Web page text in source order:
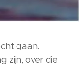
gaan.
zijn, over die